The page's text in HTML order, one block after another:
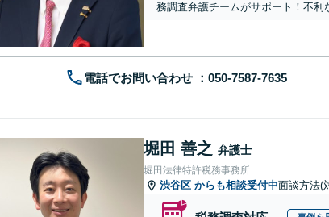
務調査弁護チームがサポート！不利
電話でお問い合わせ
堀田 善之 弁護士
堀田法律特許税務事務所
渋谷区 からも相談受付中面談方法(